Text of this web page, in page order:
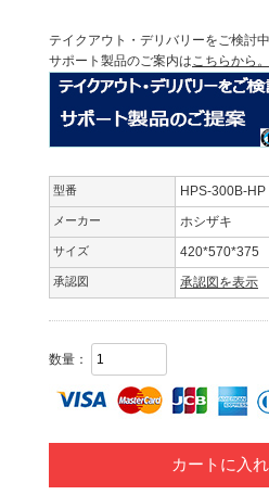
テイクアウト・デリバリーをご検討
サポート製品のご案内はこちらから。
型番 HPS-300B-HP
メーカー ホシザキ
サイズ 420*570*375
承認図 承認図を表示
数量：
カートに入